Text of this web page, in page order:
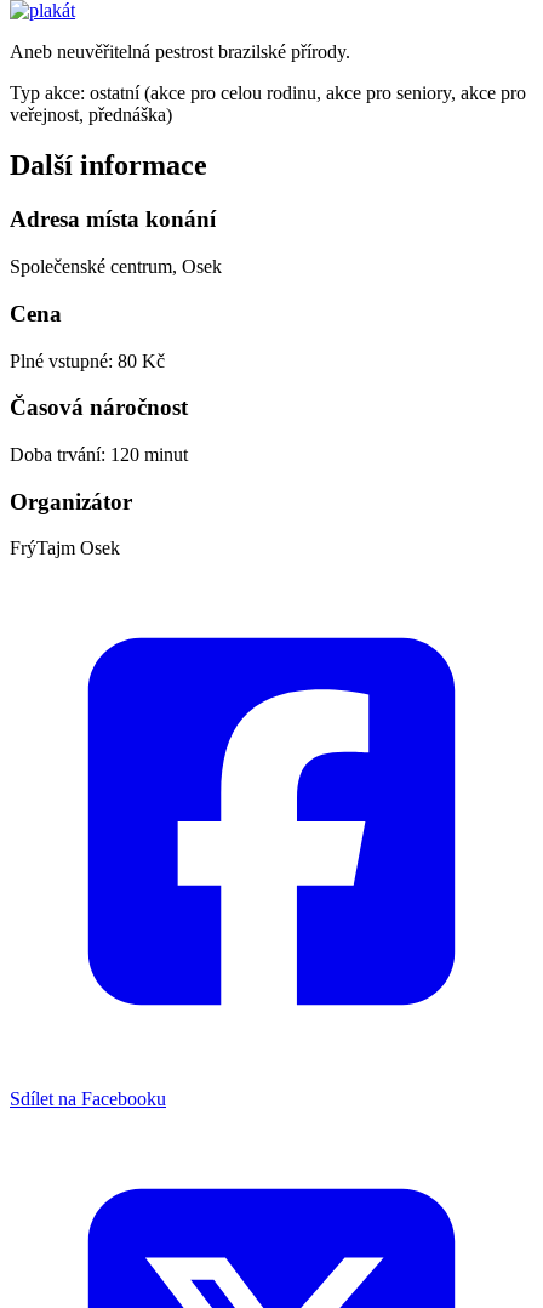
Aneb neuvěřitelná pestrost brazilské přírody.
Typ akce: ostatní (akce pro celou rodinu, akce pro seniory, akce pro
veřejnost, přednáška)
Další informace
Adresa místa konání
Společenské centrum, Osek
Cena
Plné vstupné: 80 Kč
Časová náročnost
Doba trvání: 120 minut
Organizátor
FrýTajm Osek
Sdílet na Facebooku